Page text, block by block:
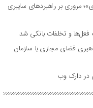
مروری بر راهبرد‌های سایبری
و تخلفات بانکی شد
فضای مجازی با سازمان